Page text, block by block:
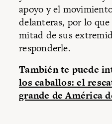
apoyo y el
delanteras, por lo
mitad de sus
responderle.
También te puede
los caballos: el
grande de América